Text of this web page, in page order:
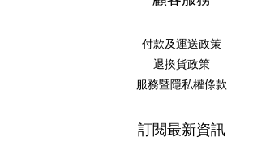
付款及運送政策
退換貨政策
服務暨隱私權條款
訂閱最新資訊